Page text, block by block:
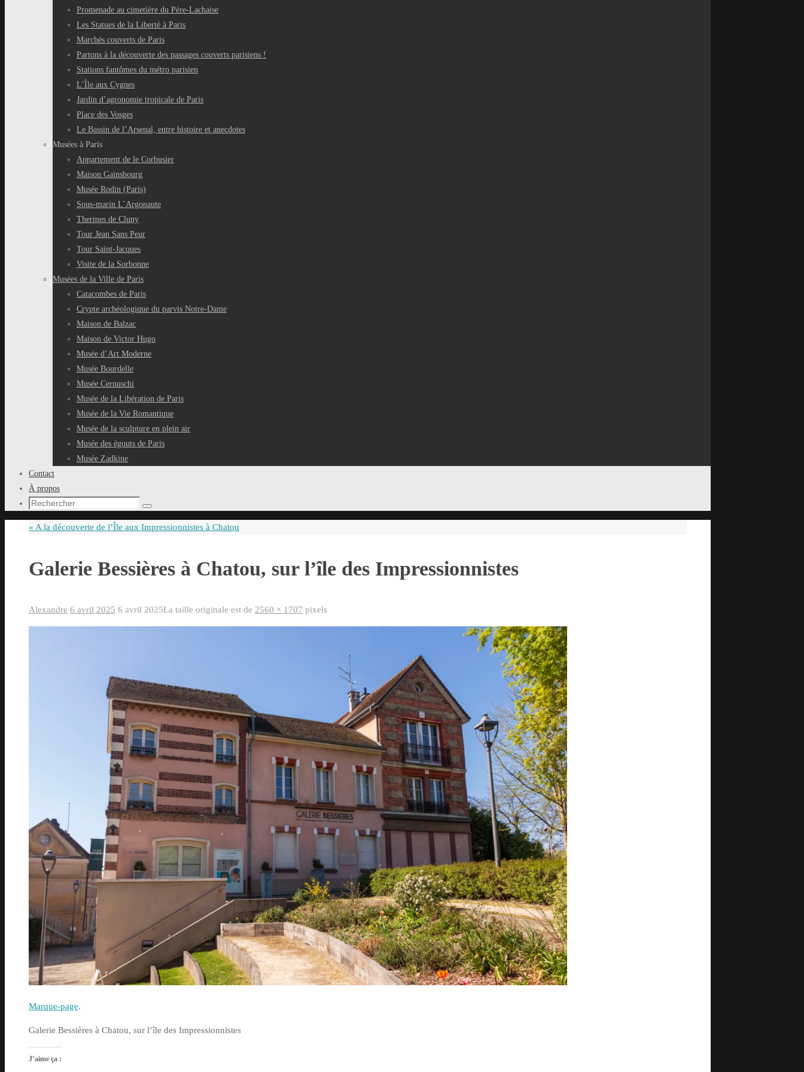
Promenade au cimetière du Père-Lachaise
Les Statues de la Liberté à Paris
Marchés couverts de Paris
Partons à la découverte des passages couverts parisiens !
Stations fantômes du métro parisien
L’Île aux Cygnes
Jardin d’agronomie tropicale de Paris
Place des Vosges
Le Bassin de l’Arsenal, entre histoire et anecdotes
Musées à Paris
Appartement de le Corbusier
Maison Gainsbourg
Musée Rodin (Paris)
Sous-marin L’Argonaute
Thermes de Cluny
Tour Jean Sans Peur
Tour Saint-Jacques
Visite de la Sorbonne
Musées de la Ville de Paris
Catacombes de Paris
Crypte archéologique du parvis Notre-Dame
Maison de Balzac
Maison de Victor Hugo
Musée d’Art Moderne
Musée Bourdelle
Musée Cernuschi
Musée de la Libération de Paris
Musée de la Vie Romantique
Musée de la sculpture en plein air
Musée des égouts de Paris
Musée Zadkine
Contact
À propos
Recherche
:
Rechercher
« A la découverte de l’Île aux Impressionnistes à Chatou
Galerie Bessières à Chatou, sur l’île des Impressionnistes
Alexandre 6 avril 2025 6 avril 2025La taille originale est de 2560 × 1707 pixels
Marque-page.
Galerie Bessières à Chatou, sur l’île des Impressionnistes
J’aime ça :